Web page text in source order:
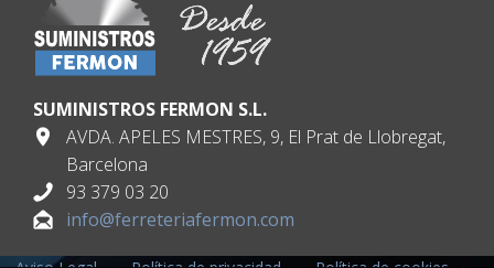
SUMINISTROS FERMON S.L.
AVDA. APELES MESTRES, 9, El Prat de Llobregat,
Barcelona
93 379 03 20
info@ferreteriafermon.com